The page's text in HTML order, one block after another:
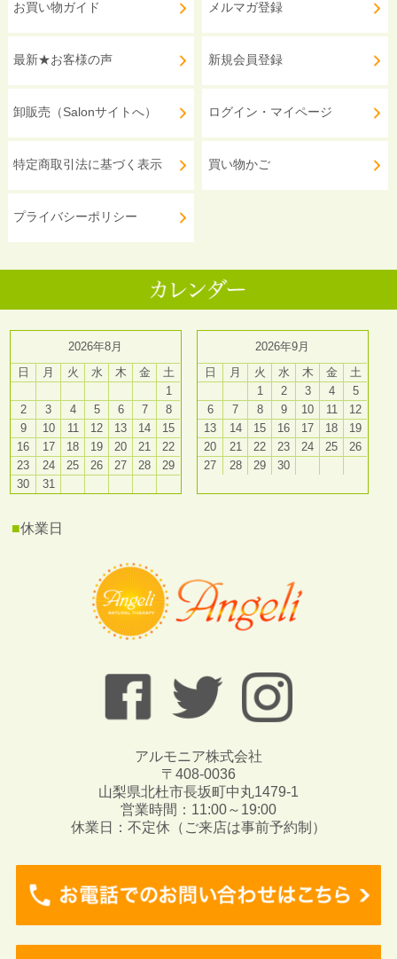
お買い物ガイド
最新★お客様の声
卸販売（Salonサイトへ）
特定商取引法に基づく表示
プライバシーポリシー
メルマガ登録
新規会員登録
ログイン・マイページ
買い物かご
2026年8月
日
月 火 水 木 金
土
1
2
3 4 5 6 7
8
9
10 11 12 13 14
15
16
17 18 19 20 21
22
23
24 25 26 27 28
29
30
31
2026年9月
日
月 火 水 木 金
土
1
2 3 4
5
6
7 8 9 10 11
12
13
14 15 16 17 18
19
20
21 22 23 24 25
26
27
28 29 30
■休業日
アルモニア株式会社
〒408-0036
山梨県北杜市長坂町中丸1479-1
営業時間：11:00～19:00
休業日：不定休（ご来店は事前予約制）